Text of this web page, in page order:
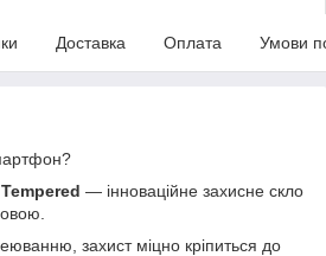
Доставка Оплата Умови
— інноваційне захисне скло
захист міцно кріпиться до